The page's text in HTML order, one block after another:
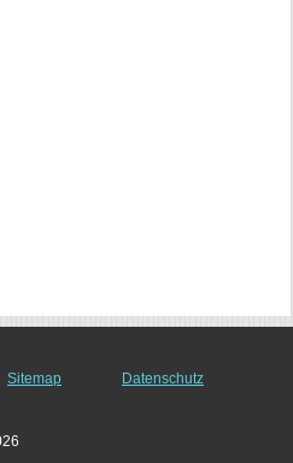
Sitemap Datenschutz